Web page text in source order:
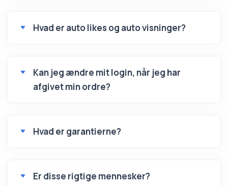
Hvad er auto likes og auto visninger?
Kan jeg ændre mit login, når jeg har
afgivet min ordre?
Hvad er garantierne?
Er disse rigtige mennesker?